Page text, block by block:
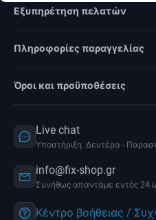
Εξυπηρέτηση πελατών
Πληροφορίες παραγγελίας
Όροι και προϋποθέσεις
Live chat
Υποστήριξη: Δευτέρα -
info@fix-shop.gr
Συνήθως απαντάμε εντός 24
Κέντρο βοήθειας /